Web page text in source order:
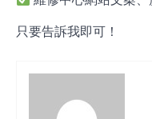
只要告訴我即可！